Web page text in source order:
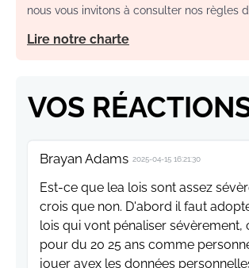
nous vous invitons à consulter nos règles
Lire notre charte
VOS
Brayan Adams 2025-04-15 16:21:30
Est-ce que lea lois sont assez
crois que non. D'abord il faut
lois qui vont pénaliser sévèrement,
pour du 20 25 ans comme
jouer avex les données